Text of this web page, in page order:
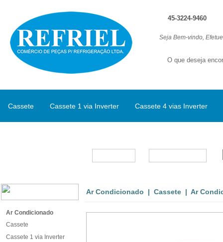
Seja Bem-vindo,
45-3224-9460
Cassete Cassete 1 via Inverter Cassete 4 vias Inverter
Ar Condicionado
Cassete
Cassete 1 via Inverter
Ar Condicionado | Cassete | Ar